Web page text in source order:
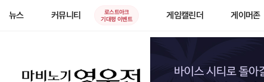
뉴스 커뮤니티
로스트아크
기대평 이벤트
게임캘린더 게이머존